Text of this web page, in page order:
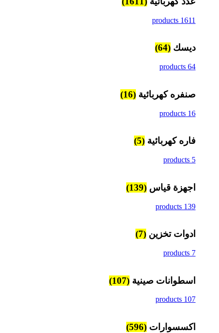
1611 products
ديسك (64)
64 products
صنفره كهربائية (16)
16 products
فاره كهربائية (5)
5 products
اجهزة قياس (139)
139 products
ادوات تخزين (7)
7 products
اسطوانات صينية (107)
107 products
اكسسوارات (596)